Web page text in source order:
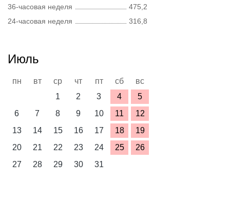
36-часовая неделя
475,2
24-часовая неделя
316,8
Июль
пн вт ср чт пт сб
вс
1
2 3 4
5
6
7 8 9 10 11
12
13
14 15 16 17 18
19
20
21 22 23 24 25
26
27
28 29 30 31